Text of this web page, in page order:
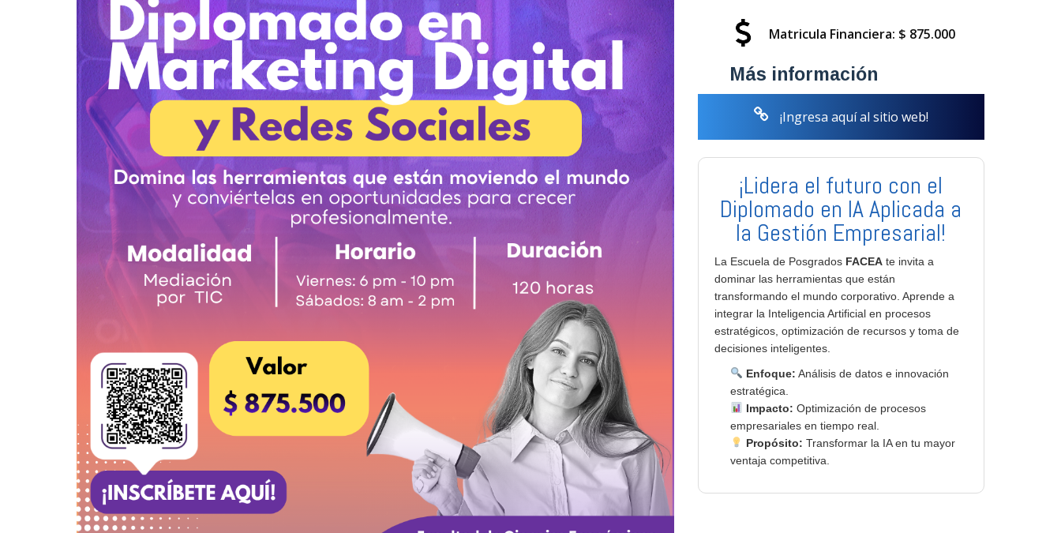
Matricula Financiera: $ 875.000
Más información
¡Ingresa aquí al sitio web!
¡Lidera el futuro con el
Diplomado en IA Aplicada a
la Gestión Empresarial!
La Escuela de Posgrados FACEAte invita a
dominar las herramientas que están
transformando el mundo corporativo. Aprende a
integrar la Inteligencia Artificial en procesos
estratégicos, optimización de recursos y toma de
decisiones inteligentes.
Enfoque: Análisis de datos e innovación
estratégica.
Impacto: Optimización de procesos
empresariales en tiempo real.
Propósito: Transformar la IA en tu mayor
ventaja competitiva.